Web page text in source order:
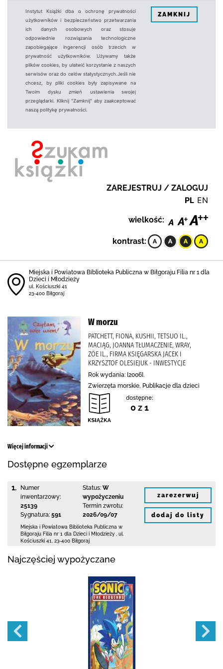
Instytut Książki dba o ochronę prywatności
użytkowników i bezpieczeństwo przetwarzania
ich danych osobowych oraz stosuje
odpowiednie rozwiązania technologiczne
zapobiegające ingerencji osób trzecich w
prywatność użytkowników. Używamy także
plików cookies, by ułatwić korzystanie z naszych
serwisów oraz do celów statystycznych.Jeśli nie
chcesz, by pliki cookies były zapisywane na
Twoim dysku zmień ustawienia swojej
przeglądarki. Kliknij "Zamknij" aby zaakceptować
naszą politykę prywatności.
ZAMKNIJ
ZAREJESTRUJ / ZALOGUJ
PL EN
wielkość:
kontrast:
Miejska i Powiatowa Biblioteka Publiczna w Biłgoraju Filia nr 1 dla
Dzieci i Młodzieży
ul. Kościuszki 41
23-400 Biłgoraj
W morzu
PATCHETT, FIONA, KUSHII, TETSUO IL.,
MACIĄG, JOANNA TŁUMACZENIE, WRAY,
ZÖE IL., FIRMA KSIĘGARSKA JACEK I
KRZYSZTOF OLESIEJUK - INWESTYCJE
Rok wydania: [2006].
Zwierzęta morskie, Publikacje dla dzieci
dostępne:
0 z 1
Więcej informacji
Dostępne egzemplarze
1.
Numer
inwentarzowy:
25139
Sygnatura: 591
Status: W
wypożyczeniu
Termin zwrotu:
2026/09/07
Miejska i Powiatowa Biblioteka Publiczna w
Biłgoraju Filia nr 1 dla Dzieci i Młodzieży
ul.
Kościuszki 41
23-400 Biłgoraj
zarezerwuj
dodaj do listy
Najczęściej wypożyczane